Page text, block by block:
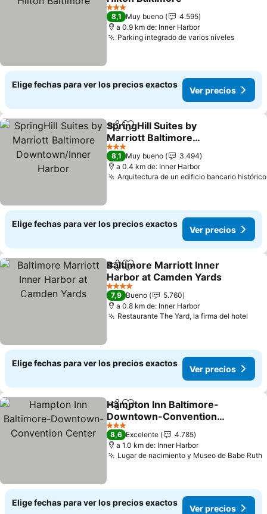
Ver precios
3 Estrellas
8,1 Muy bueno
4.595
a 0.9 km de: Inner Harbor
Parking integrado de varios nivelesVer
Elige fechas para ver los precios exactos
Ver precios
CompartirAgregar a favoritos
SpringHill Suites by
Marriott Baltimore
Downtown/Inner Harbor
Ver precios
3 Estrellas
8,1 Muy bueno
3.494
a 0.4 km de: Inner Harbor
Arquitectura de un edificio bancario histórico
Elige fechas para ver los precios exactos
Ver precios
CompartirAgregar a favoritos
Baltimore Marriott Inner
Harbor at Camden Yards
Ver precios
4 Estrellas
7,9 Bueno
5.760
a 0.8 km de: Inner Harbor
Restaurante The Yard, la firma del hotel
Elige fechas para ver los precios exactos
Ver precios
CompartirAgregar a favoritos
Hampton Inn Baltimore-
Downtown-Convention
Center
Ver precios
3 Estrellas
8,6 Excelente
4.785
a 1.0 km de: Inner Harbor
Lugar de nacimiento y Museo de Babe Ruth
Elige fechas para ver los precios exactos
Ver precios